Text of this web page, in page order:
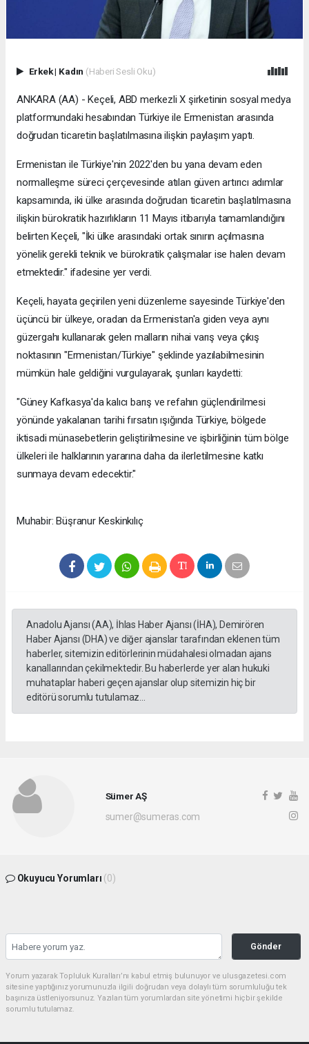
Erkek| Kadın (Haberi Sesli Oku)
ANKARA (AA) - Keçeli, ABD merkezli X şirketinin sosyal medya
platformundaki hesabından Türkiye ile Ermenistan arasında
doğrudan ticaretin başlatılmasına ilişkin paylaşım yaptı.
Ermenistan ile Türkiye'nin 2022'den bu yana devam eden
normalleşme süreci çerçevesinde atılan güven artırıcı adımlar
kapsamında, iki ülke arasında doğrudan ticaretin başlatılmasına
ilişkin bürokratik hazırlıkların 11 Mayıs itibarıyla tamamlandığını
belirten Keçeli, "İki ülke arasındaki ortak sınırın açılmasına
yönelik gerekli teknik ve bürokratik çalışmalar ise halen devam
etmektedir." ifadesine yer verdi.
Keçeli, hayata geçirilen yeni düzenleme sayesinde Türkiye'den
üçüncü bir ülkeye, oradan da Ermenistan'a giden veya aynı
güzergahı kullanarak gelen malların nihai varış veya çıkış
noktasının "Ermenistan/Türkiye" şeklinde yazılabilmesinin
mümkün hale geldiğini vurgulayarak, şunları kaydetti:
"Güney Kafkasya'da kalıcı barış ve refahın güçlendirilmesi
yönünde yakalanan tarihi fırsatın ışığında Türkiye, bölgede
iktisadi münasebetlerin geliştirilmesine ve işbirliğinin tüm bölge
ülkeleri ile halklarının yararına daha da ilerletilmesine katkı
sunmaya devam edecektir."
Muhabir: Büşranur Keskinkılıç
Anadolu Ajansı (AA), İhlas Haber Ajansı (İHA), Demirören
Haber Ajansı (DHA) ve diğer ajanslar tarafından eklenen tüm
haberler, sitemizin editörlerinin müdahalesi olmadan ajans
kanallarından çekilmektedir. Bu haberlerde yer alan hukuki
muhataplar haberi geçen ajanslar olup sitemizin hiç bir
editörü sorumlu tutulamaz...
Sümer AŞ
sumer@sumeras.com
Okuyucu Yorumları (0)
Gönder
Yorum yazarak Topluluk Kuralları’nı kabul etmiş bulunuyor ve ulusgazetesi.com
sitesine yaptığınız yorumunuzla ilgili doğrudan veya dolaylı tüm sorumluluğu tek
başınıza üstleniyorsunuz. Yazılan tüm yorumlardan site yönetimi hiçbir şekilde
sorumlu tutulamaz.